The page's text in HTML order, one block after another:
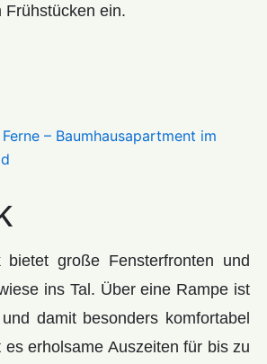
Frühstücken ein.
bietet große Fensterfronten und
ins Tal. Über eine Rampe ist
damit besonders komfortabel
erholsame Auszeiten für bis zu